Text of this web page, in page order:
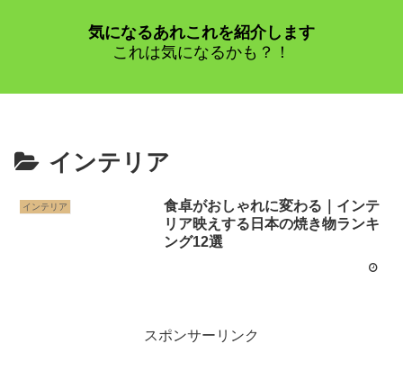
気になるあれこれを紹介します
これは気になるかも？！
インテリア
インテリア
食卓がおしゃれに変わる｜インテ
リア映えする日本の焼き物ランキ
ング12選
スポンサーリンク